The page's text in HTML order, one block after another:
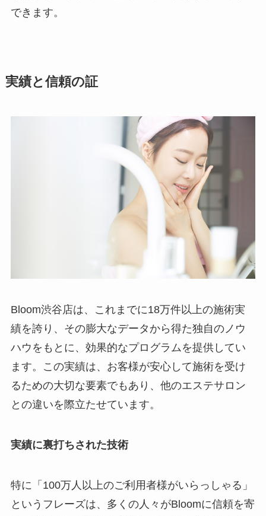
できます。
実績と信頼の証
Bloom渋谷店は、これまでに18万件以上の施術実
績を誇り、その膨大なデータから得た独自のノウ
ハウをもとに、効果的なプログラムを提供してい
ます。この実績は、お客様が安心して施術を受け
るための大切な要素でもあり、他のエステサロン
との違いを際立たせています。
実績に裏打ちされた技術
特に「100万人以上のご利用者様がいらっしゃる」
というフレーズは、多くの人々がBloomに信頼を寄